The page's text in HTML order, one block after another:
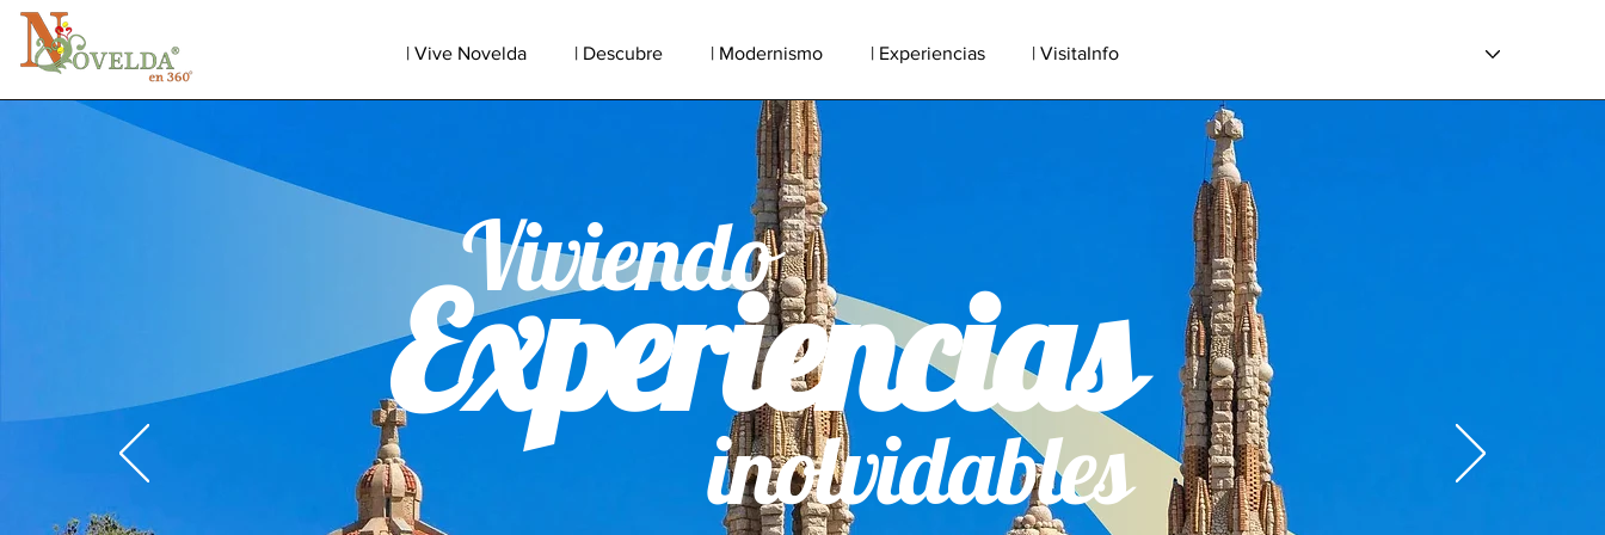
| Vive Novelda | Descubre | Modernismo | Experiencias | VisitaInfo
Viviendo
Experiencias
inolvidables